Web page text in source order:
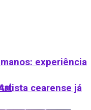
experiência
cearense já